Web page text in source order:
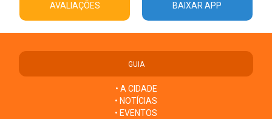
AVALIAÇÕES BAIXAR APP
GUIA
• A CIDADE
• NOTÍCIAS
• EVENTOS